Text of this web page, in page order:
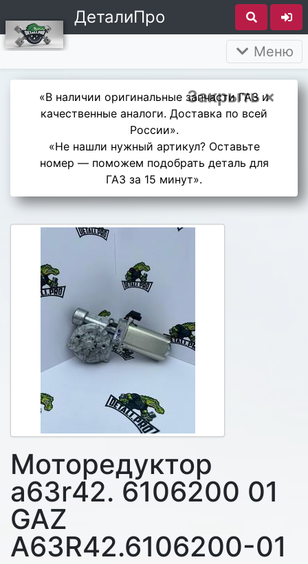
ДеталиПро
Меню
Закрыть ×
«В наличии оригинальные запчасти ГАЗ и
качественные аналоги. Доставка по всей
России».
«Не нашли нужный артикул? Оставьте
номер — поможем подобрать деталь для
ГАЗ за 15 минут».
Моторедуктор
а63r42. 6106200 01
GAZ
A63R42.6106200-01